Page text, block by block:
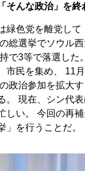
そんな政治」を
緑色党を離党し
総選挙でソウル
で3等で落選した
市民を集め、 11
政治参加を拡大
。 現在、シン代
しい。 今回の再
」を行うことだ。